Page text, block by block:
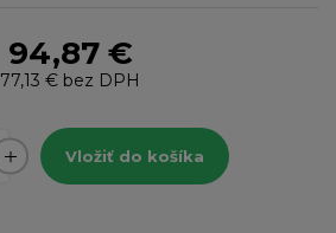
94,87 €
77,13 € bez DPH
Vložiť do košíka